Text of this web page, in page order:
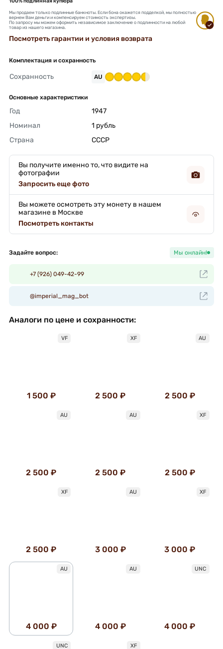
Мы продаем только подлинные банкноты. Если бона окажется подделкой, мы полностью
вернем Вам деньги и компенсируем стоимость экспертизы.
По запросу мы можем оформить независимое заключение о подлинности на любой
товар из нашего магазина.
Посмотреть гарантии и условия возврата
Комплектация и сохранность
Сохранность AU
Основные характеристики
Год
1947
Номинал
1 рубль
Страна
СССР
Вы получите именно то, что видите на
фотографии
Запросить еще фото
Вы можете осмотреть эту монету в нашем
магазине в Москве
Посмотреть контакты
Задайте вопрос: Мы онлайн!
+7 (926) 049-42-99
@imperial_mag_bot
Аналоги по цене и сохранности:
VF
1 500 ₽
XF
2 500 ₽
AU
2 500 ₽
AU
2 500 ₽
AU
2 500 ₽
XF
2 500 ₽
XF
2 500 ₽
AU
3 000 ₽
XF
3 000 ₽
AU
4 000 ₽
AU
4 000 ₽
UNC
4 000 ₽
UNC XF